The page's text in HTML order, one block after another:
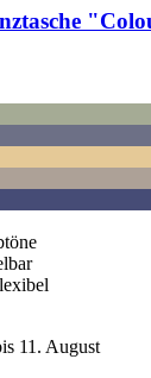
11. August